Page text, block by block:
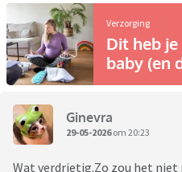
Verzorging
Dit heb
baby (en
Ginevra
29-05-2026om 20:23
Wat verdrietig.Zo zou het niet